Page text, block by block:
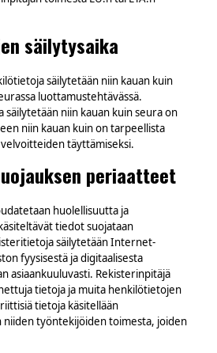
säilytysaika
säilytetään niin kauan kuin
luottamustehtävässä.
säilytetään niin kauan kuin seura on
niin kauan kuin on tarpeellista
täyttämiseksi.
periaatteet
huolellisuutta ja
tiedot suojataan
säilytetään Internet-
fyysisestä ja digitaalisesta
asiaankuuluvasti. Rekisterinpitäjä
tietoja ja muita henkilötietojen
tietoja käsitellään
niiden työntekijöiden toimesta, joiden